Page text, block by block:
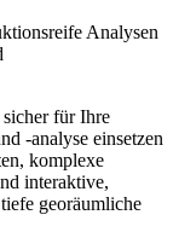
Analysen
für Ihre
-analyse einsetzen
komplexe
interaktive,
georäumliche